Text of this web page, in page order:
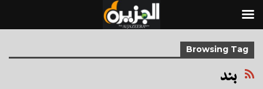
Browsing Tag
بند